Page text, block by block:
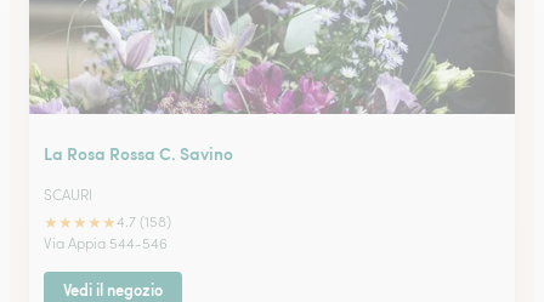
La Rosa Rossa C. Savino
SCAURI
★★★★★4.7 (158)
Via Appia 544-546
Vedi il negozio